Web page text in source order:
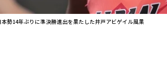
勢14年ぶりに準決勝進出を果たした井戸アビゲイル風果